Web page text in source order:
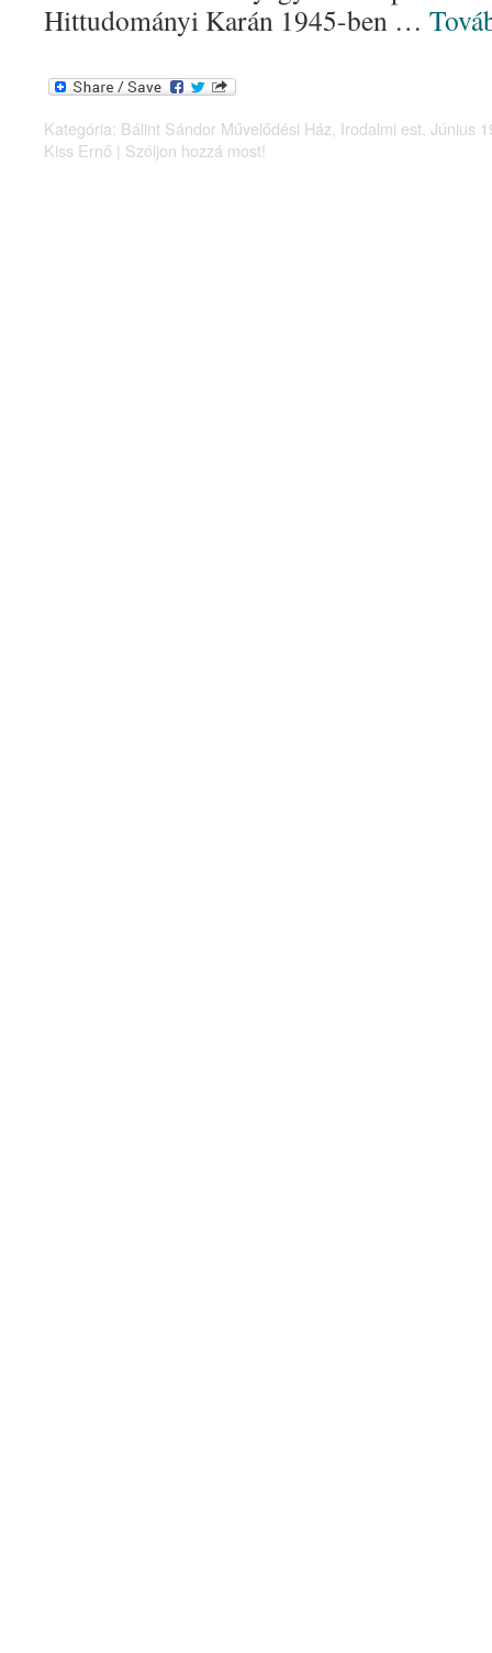
Hittudományi Karán 1945-ben …
Kategória: Bálint Sándor Művelődési Ház, Irodalmi est, Június
Kiss Ernő | Szóljon hozzá most!